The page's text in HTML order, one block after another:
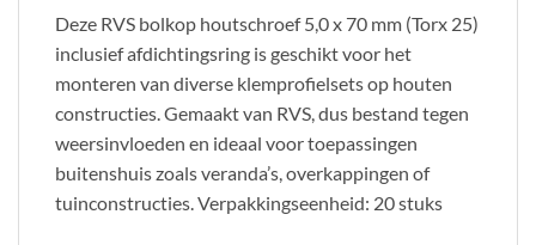
Deze RVS bolkop houtschroef 5,0 x 70 mm (Torx 25)
inclusief afdichtingsring is geschikt voor het
monteren van diverse klemprofielsets op houten
constructies. Gemaakt van RVS, dus bestand tegen
weersinvloeden en ideaal voor toepassingen
buitenshuis zoals veranda’s, overkappingen of
tuinconstructies. Verpakkingseenheid: 20 stuks